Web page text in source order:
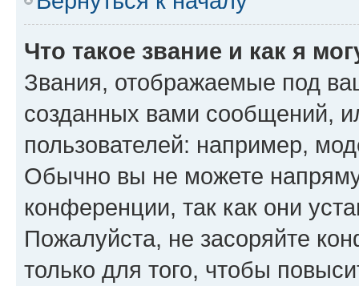
Что такое звание и как я
Звания, отображаемые под
созданных вами сообщений,
пользователей: например,
Обычно вы не можете
конференции, так как они
Пожалуйста, не засоряйте
только для того, чтобы